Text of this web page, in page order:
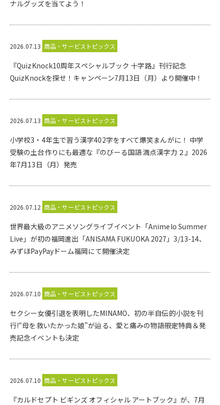
ナルグッズを当てよう！
2026.07.13 商品・サービストピックス
『QuizKnock10周年スペシャルブック 十字路』刊行記念
QuizKnockを探せ！キャンペーン7月13日（月）より開催中！
2026.07.13 商品・サービストピックス
小学校3・4年生で習う漢字402字をすべて爆笑まんがに！ 中学
受験の土台作りにも最適な『のびーる国語 満点漢字力２』2026
年7月13日（月）発売
2026.07.12 商品・サービストピックス
世界最大級のアニメソングライブイベント「Animelo Summer
Live」が初の福岡進出「ANISAMA FUKUOKA 2027」3/13-14、
みずほPayPayドーム福岡にて開催決定
2026.07.10 商品・サービストピックス
セクシー女優引退を表明したMINAMO、初の半自伝的小説を刊
行!“母を救いたかった娘”が辿る、愛と痛みの物語――限定特典＆発
売記念イベントも決定
2026.07.10 商品・サービストピックス
『カルドセプト ビギンズ オフィシャル アートブック』が、7月